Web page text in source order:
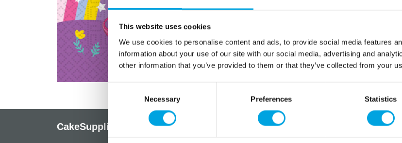
This website uses cookies
We use cookies to personalise content and ads, to provide social media features
information about your use of our site with our social media, advertising and
other information that you’ve provided to them or that they’ve collected from your
Necessary Preferences Statistics
”
CakeSupplies Nordics Tarvitsetko